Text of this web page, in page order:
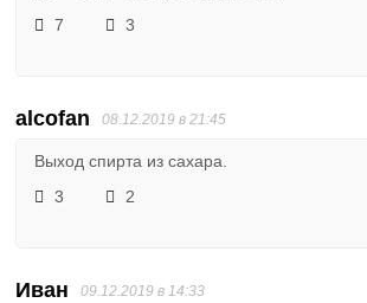
7
3
alcofan 08.12.2019 в 21:45
Выход спирта из сахара.
3
2
Иван 09.12.2019 в 14:33